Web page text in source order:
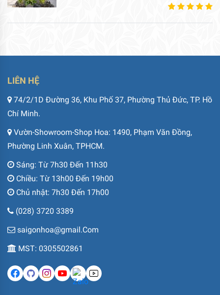
LIÊN HỆ
74/2/1D Đường 36, Khu Phố 37, Phường Thủ Đức, TP. Hồ
Chí Minh.
Vườn-Showroom-Shop Hoa: 1490, Phạm Văn Đồng,
Phường Linh Xuân, TPHCM.
Sáng: Từ 7h30 Đến 11h30
Chiều: Từ 13h00 Đến 19h00
Chủ nhật: 7h30 Đến 17h00
(028) 3720 3389
saigonhoa@gmail.Com
MST: 0305502861